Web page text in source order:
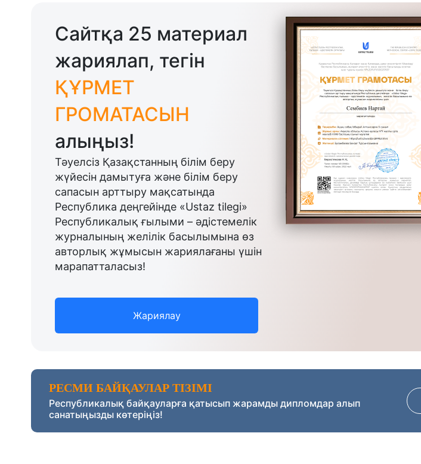
Сайтқа 25 материал
жариялап, тегін
ҚҰРМЕТ
ГРОМАТАСЫН
алыңыз!
Тәуелсіз Қазақстанның білім беру
жүйесін дамытуға және білім беру
сапасын арттыру мақсатында
Республика деңгейінде «Ustaz tilegi»
Республикалық ғылыми – әдістемелік
журналының желілік басылымына өз
авторлық жұмысын жариялағаны үшін
марапатталасыз!
Жариялау
РЕСМИ БАЙҚАУЛАР ТІЗІМІ
Республикалық байқауларға қатысып жарамды дипломдар алып
санатыңызды көтеріңіз!